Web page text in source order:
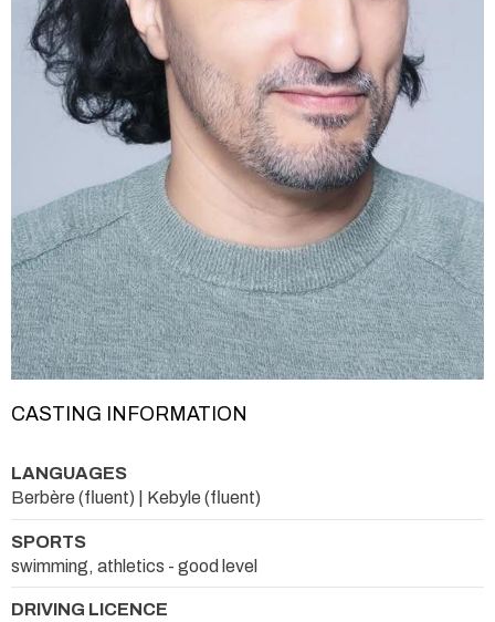
CASTING INFORMATION
LANGUAGES
Berbère (fluent) | Kebyle (fluent)
SPORTS
swimming, athletics - good level
DRIVING LICENCE